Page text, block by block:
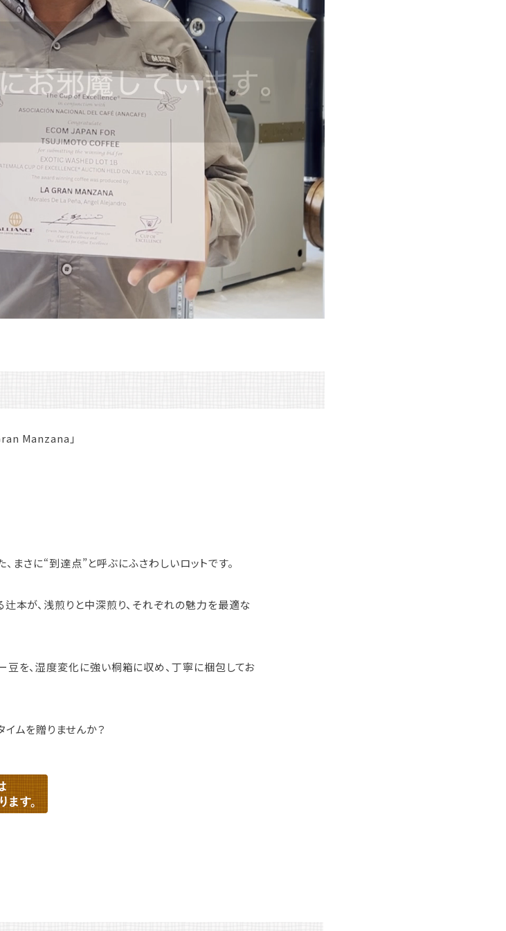
Manzana」
まさに“到達点”と呼ぶにふさわしいロットです。
本が、浅煎りと中深煎り、それぞれの魅力を最適な
を、湿度変化に強い桐箱に収め、丁寧に梱包してお
ムを贈りませんか？